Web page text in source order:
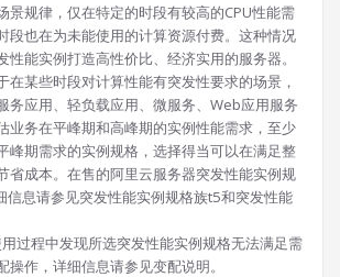
景规律，仅在特定的时段有较高的CPU性能需
段也在为未能使用的计算资源付费。这种情况
性能实例打造高性价比、经济实用的服务器。
在某些时段对计算性能有突发性要求的场景，
务应用、轻负载应用、微服务、Web应用服务
业务在平峰期和高峰期的实例性能需求，至少
峰期需求的实例规格，选择得当可以在满足整
省成本。在售的阿里云服务器突发性能实例规
信息请参见突发性能实例规格族t5和突发性能
过程中发现所选突发性能实例规格无法满足需
操作，详细信息请参见变配说明。